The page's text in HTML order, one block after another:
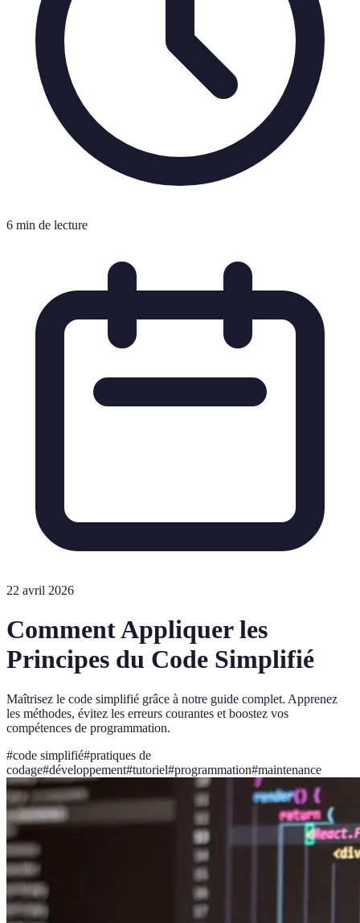
6 min de lecture
22 avril 2026
Comment Appliquer les
Principes du Code Simplifié
Maîtrisez le code simplifié grâce à notre guide complet. Apprenez
les méthodes, évitez les erreurs courantes et boostez vos
compétences de programmation.
#code simplifié#pratiques de
codage#développement#tutoriel#programmation#maintenance